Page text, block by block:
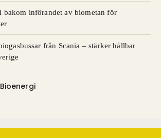
bakom införandet av biometan för
från Scania – stärker hållbar
Bioenergi